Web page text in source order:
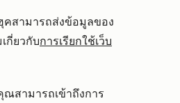
คสามารถส่งข้อมูลของ
กี่ยวกับการเรียกใช้เว็บ
ณสามารถเข้าถึงการ